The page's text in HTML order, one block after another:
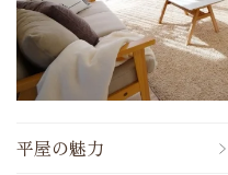
平屋の魅力